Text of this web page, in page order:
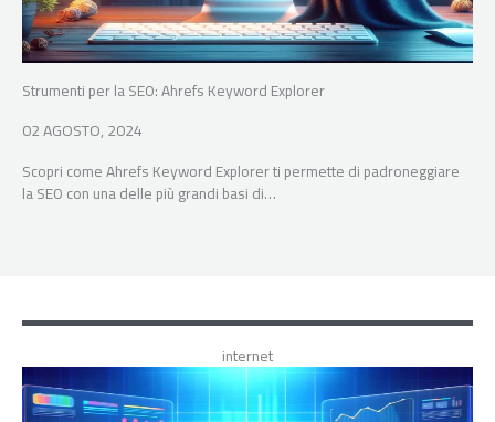
Strumenti per la SEO: Ahrefs Keyword Explorer
02 AGOSTO, 2024
Scopri come Ahrefs Keyword Explorer ti permette di padroneggiare
la SEO con una delle più grandi basi di…
internet